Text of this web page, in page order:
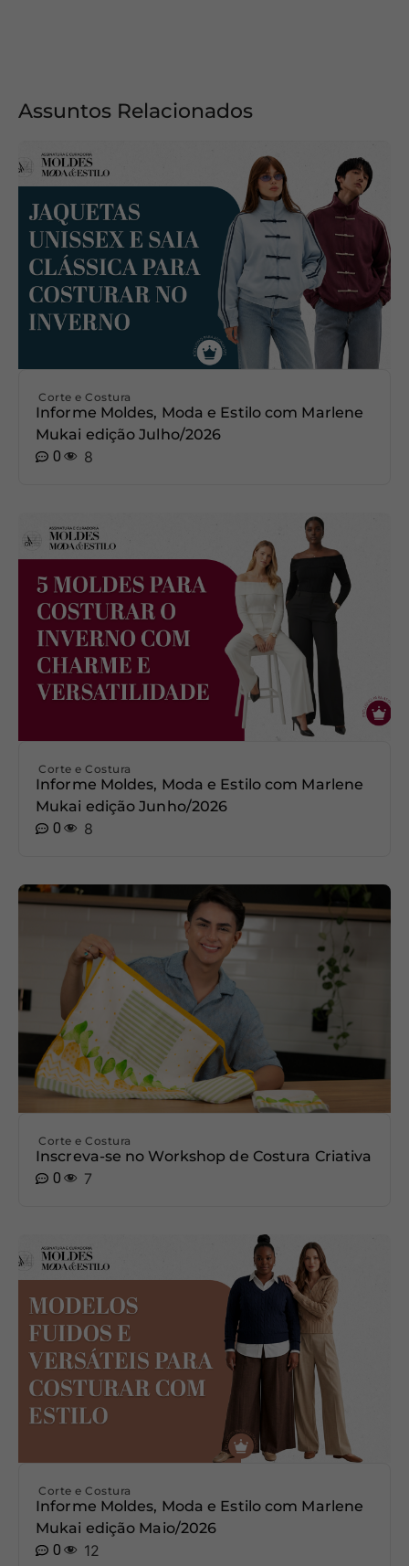
Assuntos Relacionados
Corte e Costura
Informe Moldes, Moda e Estilo com Marlene
Mukai edição Julho/2026
0
8
Corte e Costura
Informe Moldes, Moda e Estilo com Marlene
Mukai edição Junho/2026
0
8
Corte e Costura
Inscreva-se no Workshop de Costura Criativa
0
7
Corte e Costura
Informe Moldes, Moda e Estilo com Marlene
Mukai edição Maio/2026
0
12